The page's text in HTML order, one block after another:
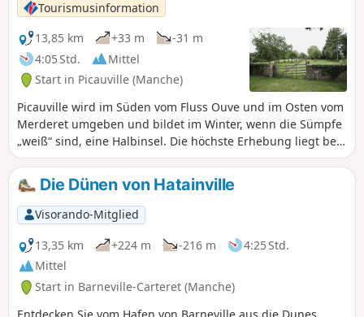
Tourismusinformation
13,85 km
+33 m
-31 m
4:05 Std.
Mittel
Start in Picauville (Manche)
Picauville wird im Süden vom Fluss Ouve und im Osten vom
Merderet umgeben und bildet im Winter, wenn die Sümpfe
„weiß“ sind, eine Halbinsel. Die höchste Erhebung liegt bei
29 m. Die vorgeschlagene Route führt an den Sümpfen
entlang und taucht dann auf Hohlwegen oder „Chasses“ in
die Bocage-Landschaft ein.
Die Dünen von Hatainville
Visorando-Mitglied
13,35 km
+224 m -216 m
4:25 Std.
Mittel
Start in Barneville-Carteret (Manche)